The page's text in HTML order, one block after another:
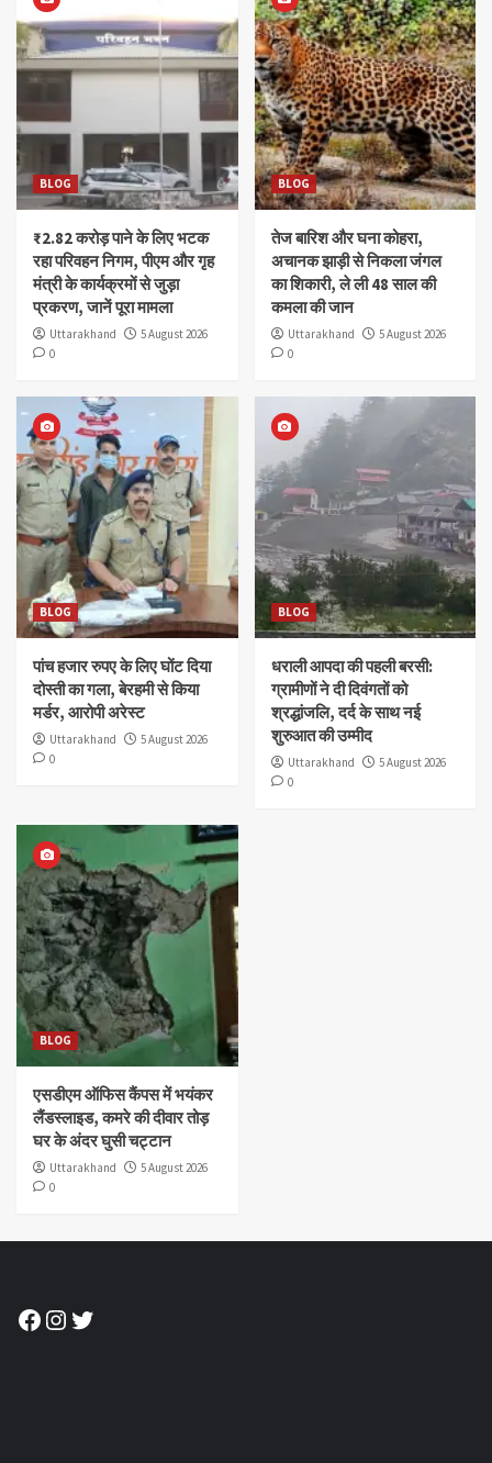
BLOG
₹2.82 करोड़ पाने के लिए भटक
रहा परिवहन निगम, पीएम और गृह
मंत्री के कार्यक्रमों से जुड़ा
प्रकरण, जानें पूरा मामला
Uttarakhand
5 August 2026
0
BLOG
तेज बारिश और घना कोहरा,
अचानक झाड़ी से निकला जंगल
का शिकारी, ले ली 48 साल की
कमला की जान
Uttarakhand
5 August 2026
0
BLOG
पांच हजार रुपए के लिए घोंट दिया
दोस्ती का गला, बेरहमी से किया
मर्डर, आरोपी अरेस्ट
Uttarakhand
5 August 2026
0
BLOG
धराली आपदा की पहली बरसी:
ग्रामीणों ने दी दिवंगतों को
श्रद्धांजलि, दर्द के साथ नई
शुरुआत की उम्मीद
Uttarakhand
5 August 2026
0
BLOG
एसडीएम ऑफिस कैंपस में भयंकर
लैंडस्लाइड, कमरे की दीवार तोड़
घर के अंदर घुसी चट्टान
Uttarakhand
5 August 2026
0
Facebook
Instagram
Twitter